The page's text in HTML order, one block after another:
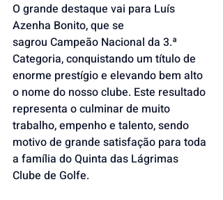
O grande destaque vai para Luís
Azenha Bonito, que se
sagrou Campeão Nacional da 3.ª
Categoria, conquistando um título de
enorme prestígio e elevando bem alto
o nome do nosso clube. Este resultado
representa o culminar de muito
trabalho, empenho e talento, sendo
motivo de grande satisfação para toda
a família do Quinta das Lágrimas
Clube de Golfe.